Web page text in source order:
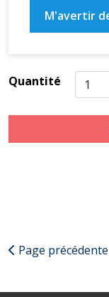
M'avertir
Quantité
Page précédente